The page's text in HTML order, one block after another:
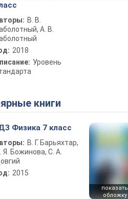
В. В.
А. В.
2018
Уровень
книги
Физика 7 класс
В. Г. Барьяхтар,
Я. Божинова, С. А.
2015
показать
обложку